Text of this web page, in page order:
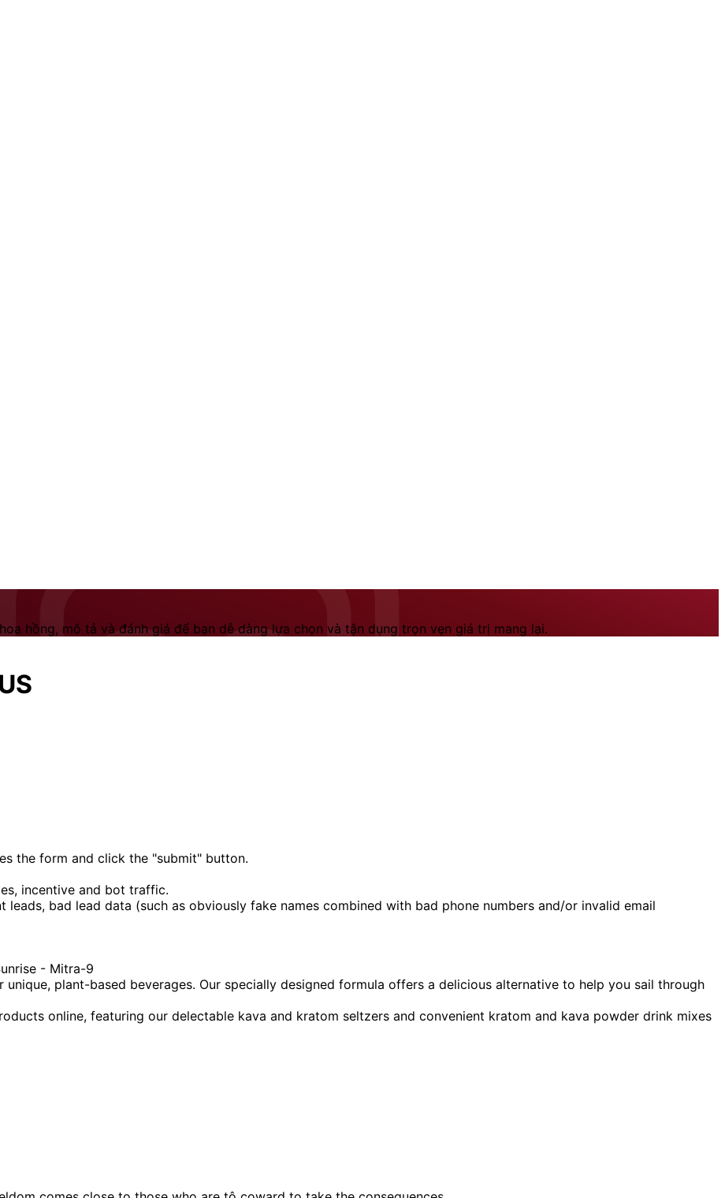
hồng, mô tả và đánh giá để bạn dễ dàng lựa chọn và tận dụng trọn vẹn giá trị mang lại.
the form and click the "submit" button.
incentive and bot traffic.
bad lead data (such as obviously fake names combined with bad phone numbers and/or invalid email
- Mitra-9
plant-based beverages. Our specially designed formula offers a delicious alternative to help you sail through
online, featuring our delectable kava and kratom seltzers and convenient kratom and kava powder drink mixes